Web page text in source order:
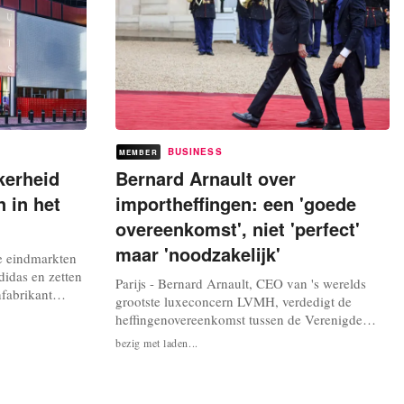
in het
eindmarkten
en zetten
meer dan
van
MEMBER BUSINESS
Bernard Arnault over
importheffingen: een 'goede
overeenkomst', niet 'perfect'
maar 'noodzakelijk'
Parijs - Bernard Arnault, CEO van 's werelds
grootste luxeconcern LVMH, verdedigt de
heffingenovereenkomst tussen de Verenigde
Staten en Europa. De overeenkomst is niet
'perfect', maar was 'noodzakelijk' in de 'huidige
bezig met laden...